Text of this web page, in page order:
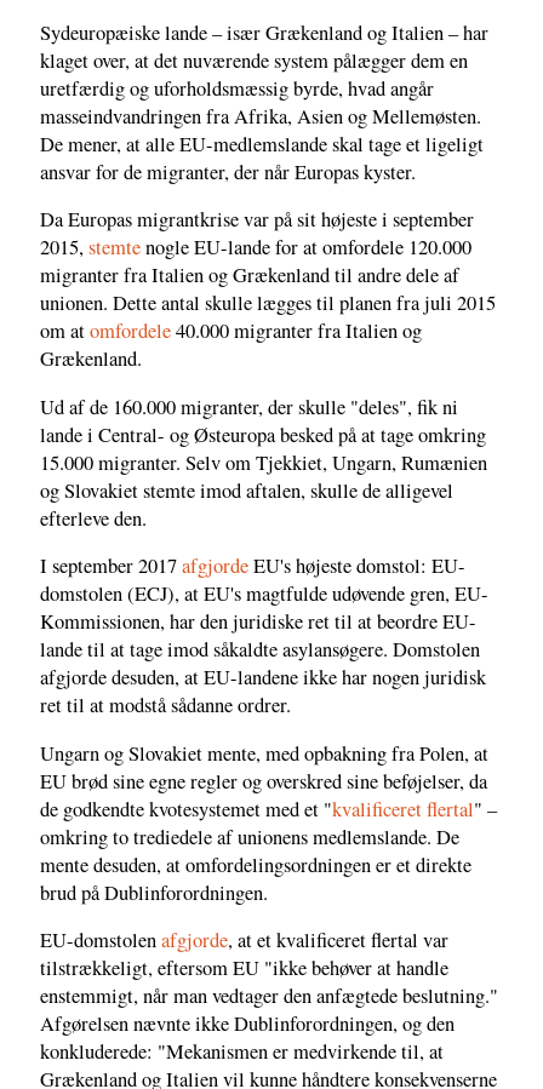
Sydeuropæiske lande – især Grækenland og Italien – har
klaget over, at det nuværende system pålægger dem en
uretfærdig og uforholdsmæssig byrde, hvad angår
masseindvandringen fra Afrika, Asien og Mellemøsten.
De mener, at alle EU-medlemslande skal tage et ligeligt
ansvar for de migranter, der når Europas kyster.
Da Europas migrantkrise var på sit højeste i september
2015,stemtenogle EU-lande for at omfordele 120.000
migranter fra Italien og Grækenland til andre dele af
unionen. Dette antal skulle lægges til planen fra juli 2015
om atomfordele40.000 migranter fra Italien og
Grækenland.
Ud af de 160.000 migranter, der skulle "deles", fik ni
lande i Central- og Østeuropa besked på at tage omkring
15.000 migranter. Selv om Tjekkiet, Ungarn, Rumænien
og Slovakiet stemte imod aftalen, skulle de alligevel
efterleve den.
I september 2017afgjordeEU's højeste domstol: EU-
domstolen (ECJ), at EU's magtfulde udøvende gren, EU-
Kommissionen, har den juridiske ret til at beordre EU-
lande til at tage imod såkaldte asylansøgere. Domstolen
afgjorde desuden, at EU-landene ikke har nogen juridisk
ret til at modstå sådanne ordrer.
Ungarn og Slovakiet mente, med opbakning fra Polen, at
EU brød sine egne regler og overskred sine beføjelser, da
de godkendte kvotesystemet med et "kvalificeret flertal" –
omkring to trediedele af unionens medlemslande. De
mente desuden, at omfordelingsordningen er et direkte
brud på Dublinforordningen.
EU-domstolenafgjorde, at et kvalificeret flertal var
tilstrækkeligt, eftersom EU "ikke behøver at handle
enstemmigt, når man vedtager den anfægtede beslutning."
Afgørelsen nævnte ikke Dublinforordningen, og den
konkluderede: "Mekanismen er medvirkende til, at
Grækenland og Italien vil kunne håndtere konsekvenserne